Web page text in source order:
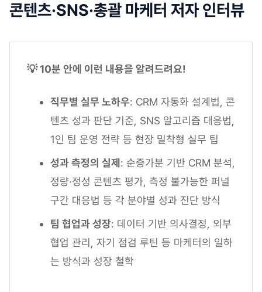
콘텐츠·SNS·총괄 마케터 저자 인터뷰
💡 10분 안에 이런 내용을 알려드려요!
직무별 실무 노하우: CRM 자동화 설계법, 콘
텐츠 성과 판단 기준, SNS 알고리즘 대응법,
1인 팀 운영 전략 등 현장 밀착형 실무 팁
성과 측정의 실제 : 순증가분 기반 CRM 분석,
정량·정성 콘텐츠 평가, 측정 불가능한 퍼널
구간 대응법 등 각 분야별 성과 진단 방식
팀 협업과 성장: 데이터 기반 의사결정, 외부
협업 관리, 자기 점검 루틴 등 마케터의 일하
는 방식과 성장 철학